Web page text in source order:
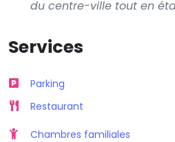
du centre-ville tout en
Services
Parking
Restaurant
Chambres familiales